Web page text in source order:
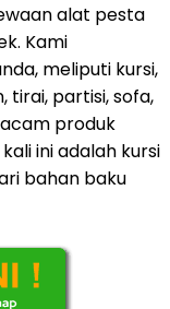
alat pesta
Kami
meliputi kursi,
tirai, partisi, sofa,
produk
ini adalah kursi
bahan baku